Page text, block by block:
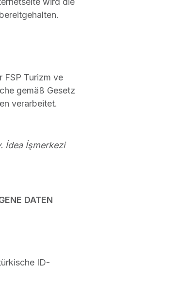
FSP Turizm ve
gemäß Gesetz
verarbeitet.
İdea İşmerkezi
DATEN
ID-